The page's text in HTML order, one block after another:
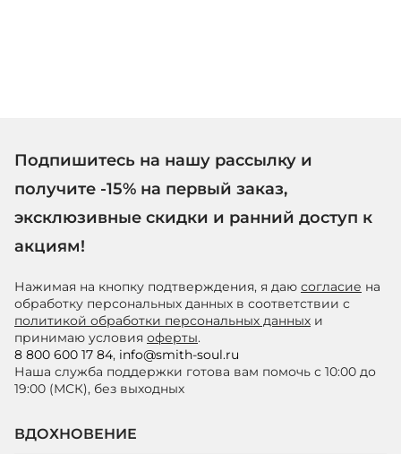
Подпишитесь на нашу рассылку и
получите -15% на первый заказ,
эксклюзивные скидки и ранний доступ к
акциям!
Нажимая на кнопку подтверждения, я даю согласие на
обработку персональных данных в соответствии с
политикой обработки персональных данных и
принимаю условия оферты.
8 800 600 17 84, info@smith-soul.ru
Наша служба поддержки готова вам помочь с 10:00 до
19:00 (МСК), без выходных
ВДОХНОВЕНИЕ